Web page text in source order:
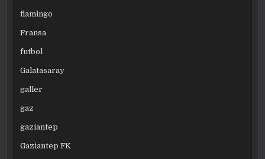
flamingo
Fransa
futbol
Galatasaray
galler
gaz
gaziantep
Gaziantep FK